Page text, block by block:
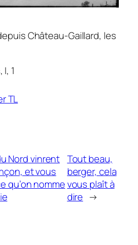
Château-Gaillard, les
, I, 1
TL
Nord vinrent
et vous
qu’on nomme
Tout beau,
berger, cela
vous plaît à
dire →